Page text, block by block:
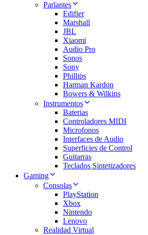
Parlantes
Edifier
Marshall
JBL
Xiaomi
Audio Pro
Sonos
Sony
Phillips
Harman Kardon
Bowers & Wilkins
Instrumentos
Baterias
Controladores MIDI
Microfonos
Interfaces de Audio
Superficies de Control
Guitarras
Teclados Sintetizadores
Gaming
Consolas
PlayStation
Xbox
Nintendo
Lenovo
Realidad Virtual